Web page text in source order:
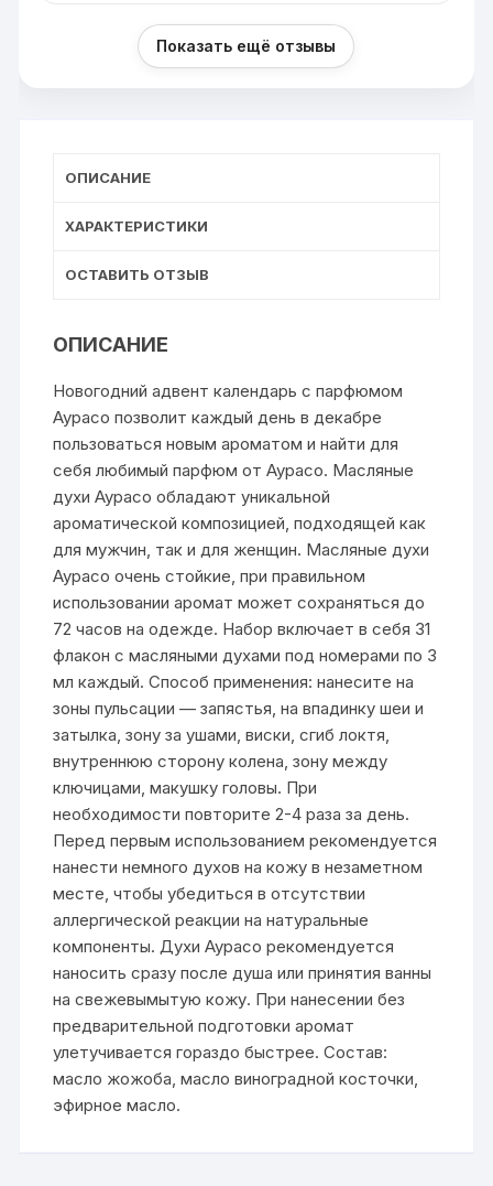
Показать ещё отзывы
ОПИСАНИЕ
ХАРАКТЕРИСТИКИ
ОСТАВИТЬ ОТЗЫВ
ОПИСАНИЕ
Новогодний адвент календарь с парфюмом
Аурасо позволит каждый день в декабре
пользоваться новым ароматом и найти для
себя любимый парфюм от Аурасо. Масляные
духи Аурасо обладают уникальной
ароматической композицией, подходящей как
для мужчин, так и для женщин. Масляные духи
Аурасо очень стойкие, при правильном
использовании аромат может сохраняться до
72 часов на одежде. Набор включает в себя 31
флакон с масляными духами под номерами по 3
мл каждый. Способ применения: нанесите на
зоны пульсации — запястья, на впадинку шеи и
затылка, зону за ушами, виски, сгиб локтя,
внутреннюю сторону колена, зону между
ключицами, макушку головы. При
необходимости повторите 2-4 раза за день.
Перед первым использованием рекомендуется
нанести немного духов на кожу в незаметном
месте, чтобы убедиться в отсутствии
аллергической реакции на натуральные
компоненты. Духи Аурасо рекомендуется
наносить сразу после душа или принятия ванны
на свежевымытую кожу. При нанесении без
предварительной подготовки аромат
улетучивается гораздо быстрее. Состав:
масло жожоба, масло виноградной косточки,
эфирное масло.